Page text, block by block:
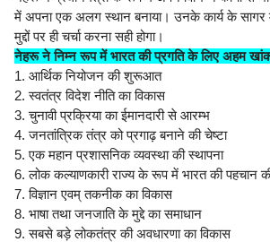
में अपना एक अलग स्थान बनाया। उनके कार्य के
मुद्दों पर ही चर्चा करना सही होगा।
नेहरू ने निम्न रूप में भारत की प्रगति के लिए अहम
1. आर्थिक नियोजन की शुरूआत
2. स्वतंत्र विदेश नीति का विकास
3. चुनावी प्रक्रिया का ईमानदारी से आरम्भ
4. जनतांत्रिक तंत्र को प्रगाढ़ बनाने की चेष्टा
5. एक महान प्रशासनिक व्यवस्था की स्थापना
6. लोक कल्याणकारी राज्य के रूप में भारत की पहचान
7. विज्ञान एवम् तकनीक का विकास
8. भाषा तथा जनजाति के मुद्दे का समाधान
9. सबसे बड़े लोकतंत्र की अवधारणा का विकास